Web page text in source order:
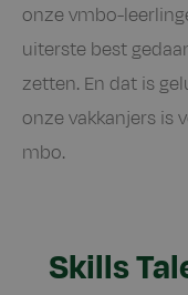
onze vmbo-
uiterste best
zetten. En dat is
onze vakkanjers is
mbo.
Skills